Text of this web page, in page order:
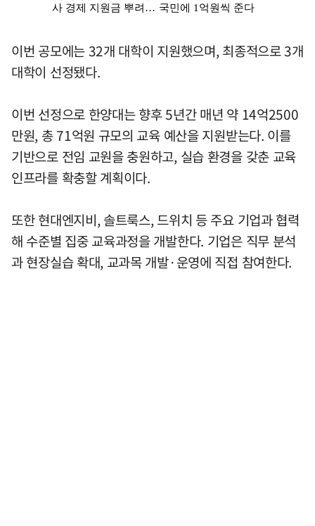
이번 공모에는 32개 대학이 지원했으며, 최종적으로 3개
대학이 선정됐다.
이번 선정으로 한양대는 향후 5년간 매년 약 14억2500
만원, 총 71억원 규모의 교육 예산을 지원받는다. 이를
기반으로 전임 교원을 충원하고, 실습 환경을 갖춘 교육
인프라를 확충할 계획이다.
또한 현대엔지비, 솔트룩스, 드위치 등 주요 기업과 협력
해 수준별 집중 교육과정을 개발한다. 기업은 직무 분석
과 현장실습 확대, 교과목 개발·운영에 직접 참여한다.